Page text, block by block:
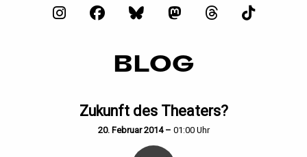
BLOG
Zukunft des Theaters?
20. Februar 2014 – 01:00 Uhr